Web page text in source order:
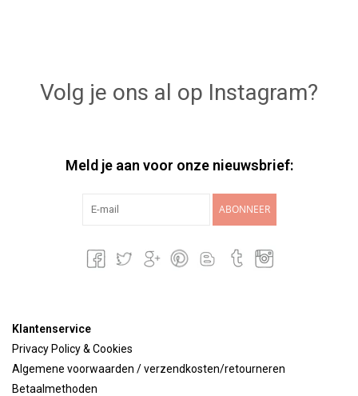
Volg je ons al op Instagram?
Meld je aan voor onze nieuwsbrief:
ABONNEER
Klantenservice
Privacy Policy & Cookies
Algemene voorwaarden / verzendkosten/retourneren
Betaalmethoden